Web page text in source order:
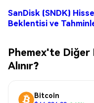
SanDisk (SNDK)
Beklentisi ve
Phemex'te Diğer
Alınır?
Bitcoin